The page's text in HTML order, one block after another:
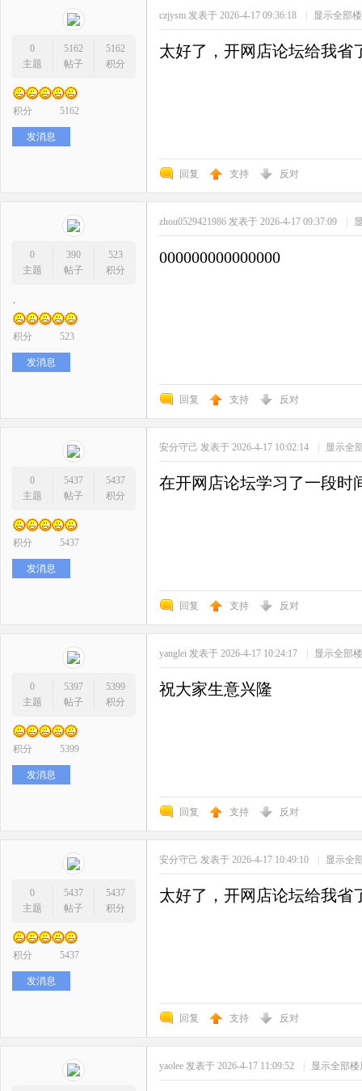
0
主题
5162
帖子
5162
积分
积分 5162
发消息
czjysm 发表于 2026-4-17 09:36:18 | 显示全部
太好了，开网店论坛给我省
回复 支持 反对
0
主题
390
帖子
523
积分
积分 523
发消息
zhou0529421986 发表于 2026-4-17 09:37:09 |
000000000000000
回复 支持 反对
0
主题
5437
帖子
5437
积分
积分 5437
发消息
安分守己 发表于 2026-4-17 10:02:14 | 显示全
在开网店论坛学习了一段时
回复 支持 反对
0
主题
5397
帖子
5399
积分
积分 5399
发消息
yanglei 发表于 2026-4-17 10:24:17 | 显示全部
祝大家生意兴隆
回复 支持 反对
0
主题
5437
帖子
5437
积分
积分 5437
发消息
安分守己 发表于 2026-4-17 10:49:10 | 显示全
太好了，开网店论坛给我省
回复 支持 反对
yaolee 发表于 2026-4-17 11:09:52 | 显示全部楼